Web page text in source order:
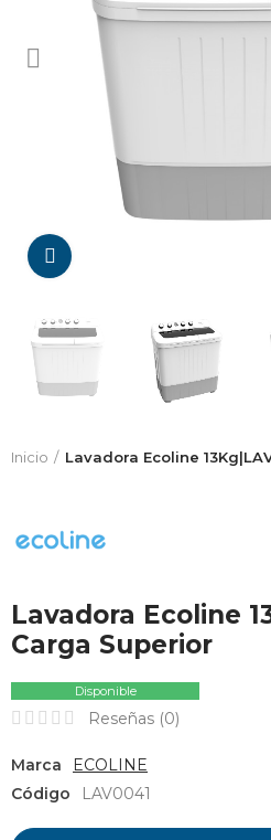
Inicio Lavadora Ecoline
Lavadora Ecoline
Carga Superior
Disponible
Reseñas (0)
Marca
ECOLINE
Código
LAV0041